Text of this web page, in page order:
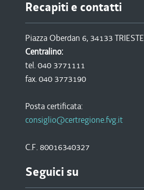
Recapiti e contatti
Piazza Oberdan 6, 34133 TRIESTE
Centralino:
tel. 040 3771111
fax. 040 3773190
Posta certificata:
consiglio@certregione.fvg.it
C.F. 80016340327
Seguici su